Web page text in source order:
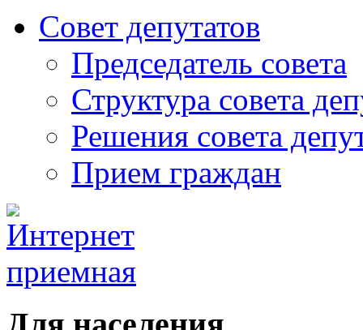
Совет депутатов
Председатель совета
Структура совета
Решения совета
Прием граждан